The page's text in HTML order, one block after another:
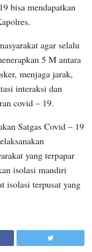
bisa mendapatkan
agar selalu
5 M antara
menjaga jarak,
interaksi dan
covid – 19.
Satgas Covid – 19
yang terpapar
isolasi mandiri
isolasi terpusat yang